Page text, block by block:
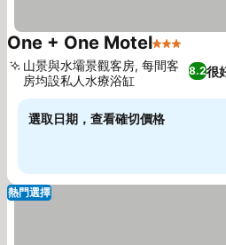
One + One Motel3 星級
8.2很
山景與水壩景觀客房, 每間客
房均設私人水療浴缸
選取日期，查看確切價格
熱門選擇